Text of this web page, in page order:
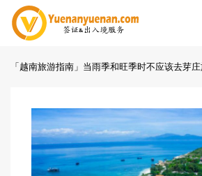
「越南旅游指南」当雨季和旺季时不应该去芽庄